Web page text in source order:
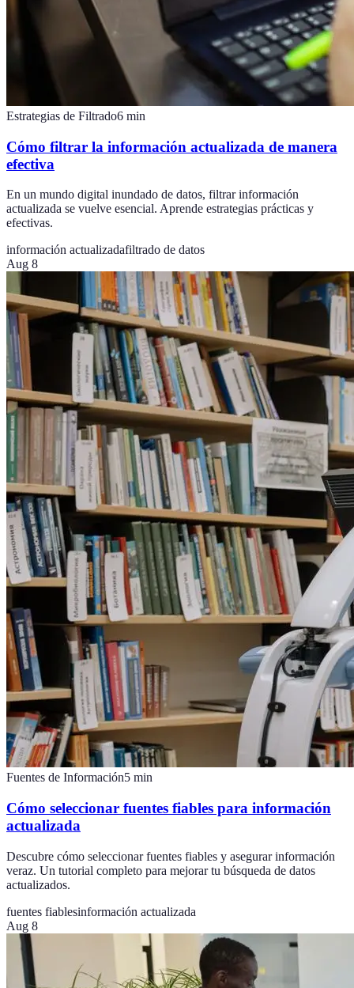
Estrategias de Filtrado6 min
Cómo filtrar la información actualizada de manera
efectiva
En un mundo digital inundado de datos, filtrar información
actualizada se vuelve esencial. Aprende estrategias prácticas y
efectivas.
información actualizadafiltrado de datos
Aug 8
Fuentes de Información5 min
Cómo seleccionar fuentes fiables para información
actualizada
Descubre cómo seleccionar fuentes fiables y asegurar información
veraz. Un tutorial completo para mejorar tu búsqueda de datos
actualizados.
fuentes fiablesinformación actualizada
Aug 8